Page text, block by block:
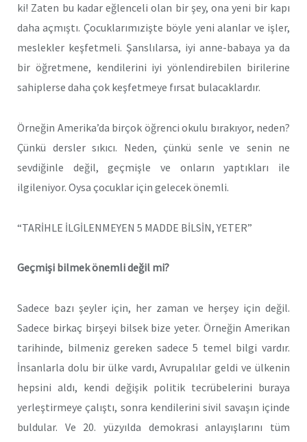
ki! Zaten bu kadar eğlenceli olan bir şey, ona yeni bir kapı
daha açmıştı. Çocuklarımızişte böyle yeni alanlar ve işler,
meslekler keşfetmeli. Şanslılarsa, iyi anne-babaya ya da
bir öğretmene, kendilerini iyi yönlendirebilen birilerine
sahiplerse daha çok keşfetmeye fırsat bulacaklardır.
Örneğin Amerika’da birçok öğrenci okulu bırakıyor, neden?
Çünkü dersler sıkıcı. Neden, çünkü senle ve senin ne
sevdiğinle değil, geçmişle ve onların yaptıkları ile
ilgileniyor. Oysa çocuklar için gelecek önemli.
“TARİHLE İLGİLENMEYEN 5 MADDE BİLSİN, YETER”
Geçmişi bilmek önemli değil mi?
Sadece bazı şeyler için, her zaman ve herşey için değil.
Sadece birkaç birşeyi bilsek bize yeter. Örneğin Amerikan
tarihinde, bilmeniz gereken sadece 5 temel bilgi vardır.
İnsanlarla dolu bir ülke vardı, Avrupalılar geldi ve ülkenin
hepsini aldı, kendi değişik politik tecrübelerini buraya
yerleştirmeye çalıştı, sonra kendilerini sivil savaşın içinde
buldular. Ve 20. yüzyılda demokrasi anlayışlarını tüm